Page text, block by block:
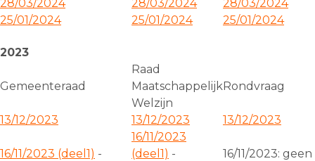
28/03/2024
28/03/2024
28/03/2024
25/01/2024
25/01/2024 25/01/2024
2023
Gemeenteraad
Raad
Maatschappelijk
Welzijn
Rondvraag
13/12/2023 13/12/2023 13/12/2023
16/11/2023 (deel1) -
16/11/2023
(deel1) -
16/11/2023: geen